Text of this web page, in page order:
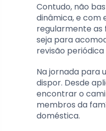
Contudo, não
dinâmica, e com
regularmente as
seja para
revisão
Na jornada para
dispor. Desde
encontrar o
membros da
doméstica.